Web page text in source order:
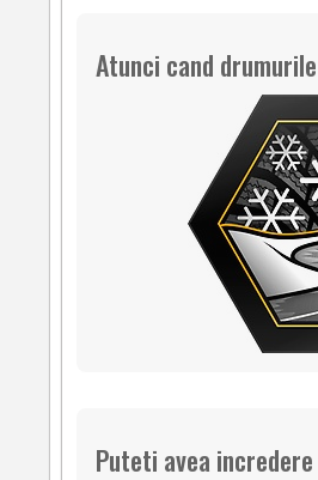
Atunci cand
Puteti avea